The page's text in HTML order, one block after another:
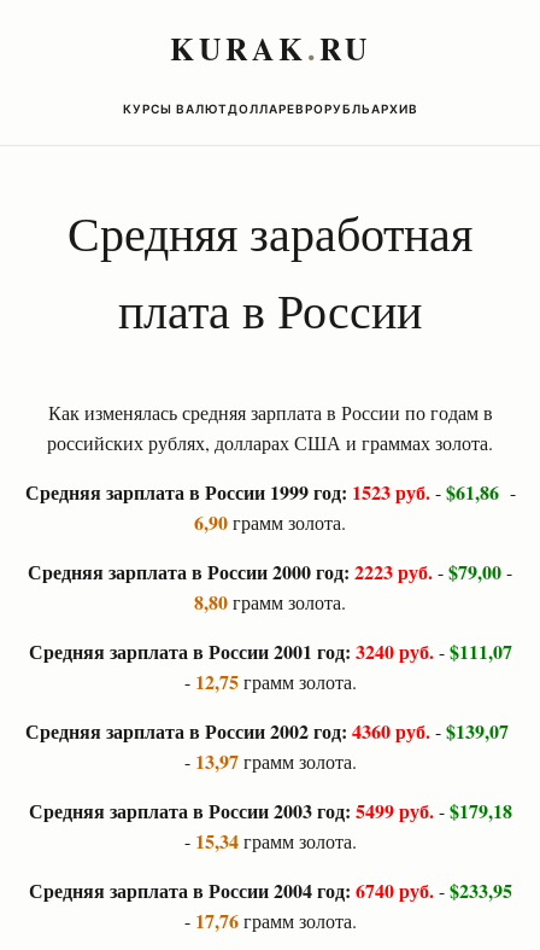
KURAK.RU
КУРСЫ ВАЛЮТДОЛЛАРЕВРОРУБЛЬАРХИВ
Средняя заработная
плата в России
Как изменялась средняя зарплата в России по годам в
российских рублях, долларах США и граммах золота.
Средняя зарплата в России 1999 год: 1523 руб.-$61,86 -
6,90грамм золота.
Средняя зарплата в России 2000 год: 2223 руб.-$79,00-
8,80грамм золота.
Средняя зарплата в России 2001 год: 3240 руб.-$111,07
- 12,75грамм золота.
Средняя зарплата в России 2002 год: 4360 руб.-$139,07
- 13,97грамм золота.
Средняя зарплата в России 2003 год: 5499 руб.-$179,18
- 15,34грамм золота.
Средняя зарплата в России 2004 год: 6740 руб.-$233,95
- 17,76грамм золота.